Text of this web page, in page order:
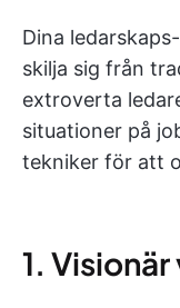
Dina
skilja sig från
extroverta
situationer på
tekniker för att
1.